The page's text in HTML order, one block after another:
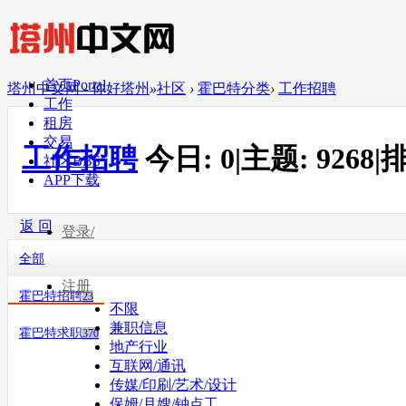
首页Portal
工作
租房
交易
社区BBS
APP下载
登录/
注册
塔州中文网 - 你好塔州 »社区 › 霍巴特分类› 工作招聘
工作招聘 今日: 0|主题: 9268|
返 回
全部
霍巴特招聘23
霍巴特求职370
不限
兼职信息
地产行业
互联网/通讯
传媒/印刷/艺术/设计